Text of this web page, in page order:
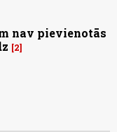
nav pievienotās
2